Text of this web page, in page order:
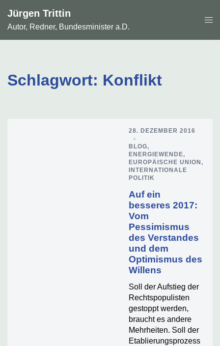
Inhalt
springen
Jürgen Trittin
Autor, Redner, Bundesminister a.D.
Schlagwort: Konflikt
28. DEZEMBER 2016
BLOG,
ENERGIEWENDE,
EUROPÄISCHE UNION ,
INTERNATIONALE
POLITIK
Auf ein
besseres 2017:
Vom
Pessimismus
des Verstandes
und dem
Optimismus des
Willens
Soll der Aufstieg der
Rechtspopulisten
gestoppt werden,
braucht es andere
Mehrheiten. Soll der
Etablierungsprozess